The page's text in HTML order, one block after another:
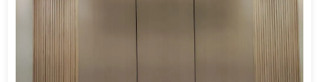
دهانات
داخلية
الرياض